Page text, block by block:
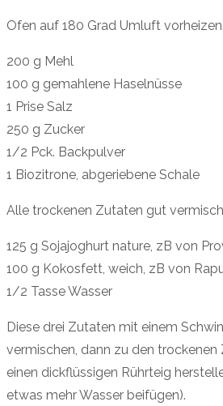
Ofen auf 180 Grad Umluft vorheizen.
200 g Mehl
100 g gemahlene Haselnüsse
1 Prise Salz
250 g Zucker
1/2 Pck. Backpulver
1 Biozitrone, abgeriebene Schale
Alle trockenen Zutaten gut
125 g Sojajoghurt nature, zB von
100 g Kokosfett, weich, zB von
1/2 Tasse Wasser
Diese drei Zutaten mit einem
vermischen, dann zu den
einen dickflüssigen Rührteig
etwas mehr Wasser beifügen).